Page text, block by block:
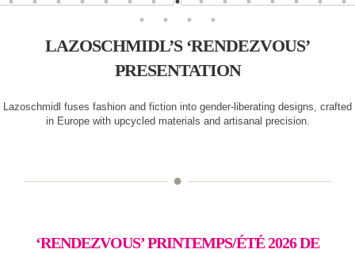
LAZOSCHMIDL’S ‘RENDEZVOUS’
PRESENTATION
Lazoschmidl fuses fashion and fiction into gender-liberating designs, crafted
in Europe with upcycled materials and artisanal precision.
‘RENDEZVOUS’ PRINTEMPS/ÉTÉ 2026 DE